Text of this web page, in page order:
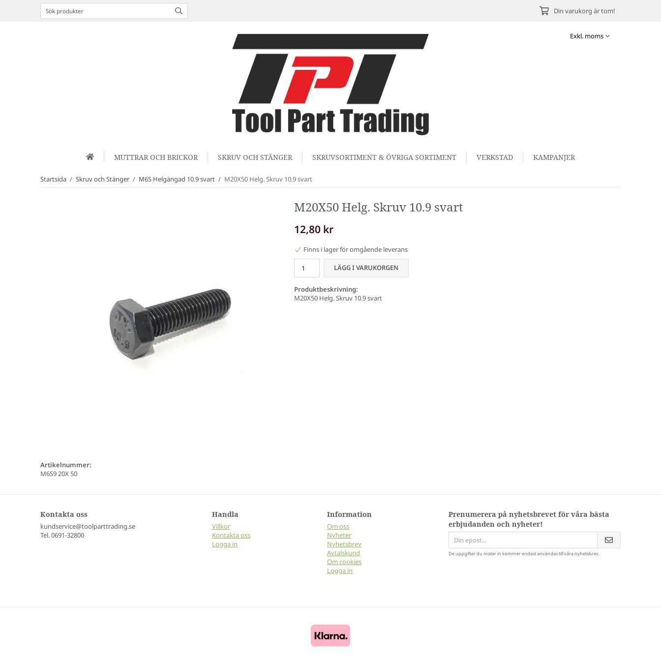
Din varukorg är tom!
MUTTRAR OCH BRICKOR SKRUV OCH STÄNGER SKRUVSORTIMENT & ÖVRIGA SORTIMENT VERKSTAD KAMPANJER
Startsida / Skruv och Stänger / M6S Helgängad 10.9 svart / M20X50 Helg. Skruv 10.9 svart
M20X50 Helg. Skruv 10.9 svart
12,80 kr
Finns i lager för omgående leverans
LÄGG I VARUKORGEN
Produktbeskrivning:
M20X50 Helg. Skruv 10.9 svart
Artikelnummer:
M6S9 20X 50
Kontakta oss
kundservice@toolparttrading.se
Tel. 0691-32800
Handla
Villkor
Kontakta oss
Logga in
Information
Om oss
Nyheter
Nyhetsbrev
Avtalskund
Om cookies
Logga in
Prenumerera på nyhetsbrevet för våra bästa
erbjudanden och nyheter!
De uppgifter du matar in kommer endast användas till våra nyhetsbrev.